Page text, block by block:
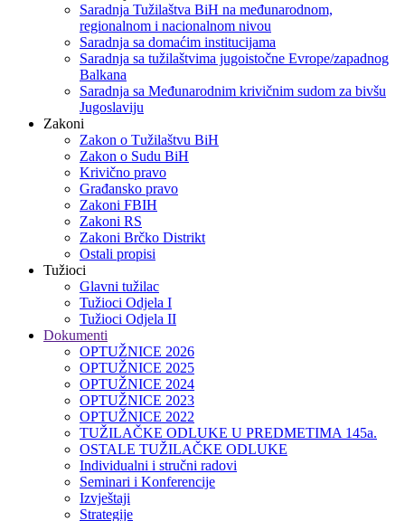
Saradnja Tužilaštva BiH na međunarodnom,
regionalnom i nacionalnom nivou
Saradnja sa domaćim institucijama
Saradnja sa tužilaštvima jugoistočne Evrope/zapadnog
Balkana
Saradnja sa Međunarodnim krivičnim sudom za bivšu
Jugoslaviju
Zakoni
Zakon o Тužilaštvu BiH
Zakon o Sudu BiH
Krivično pravo
Građansko pravo
Zakoni FBIH
Zakoni RS
Zakoni Brčko Distrikt
Ostali propisi
Tužioci
Glavni tužilac
Tužioci Odjela I
Tužioci Odjela II
Dokumenti
OPTUŽNICE 2026
OPTUŽNICE 2025
OPTUŽNICE 2024
OPTUŽNICE 2023
OPTUŽNICE 2022
TUŽILAČKE ODLUKE U PREDMETIMA 145a.
OSTALE TUŽILAČKE ODLUKE
Individualni i stručni radovi
Seminari i Konferencije
Izvještaji
Strategije